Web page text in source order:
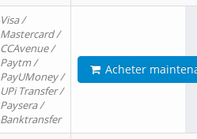
Visa /
Mastercard /
CCAvenue /
Paytm /
PayUMoney /
UPi Transfer /
Paysera /
Banktransfer
Acheter